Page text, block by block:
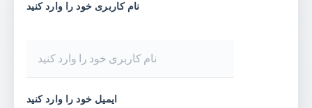
نام کاربری خود را وارد کنید
ایمیل خود را وارد کنید